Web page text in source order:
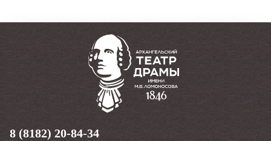
8 (8182) 20-84-34